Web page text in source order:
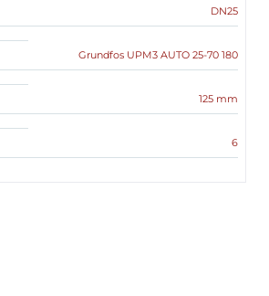
DN25
Grundfos UPM3 AUTO 25-70 180
125 mm
6